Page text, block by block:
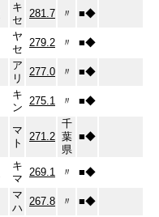
キ
セ
281.7 〃 ■◆
ヤ
セ
279.2 〃 ■◆
ア
リ
277.0 〃 ■◆
キ
ン
275.1 〃 ■◆
マ
ト
271.2
千
葉
県
■◆
キ
マ
269.1 〃 ■◆
マ
ハ
267.8 〃 ■◆